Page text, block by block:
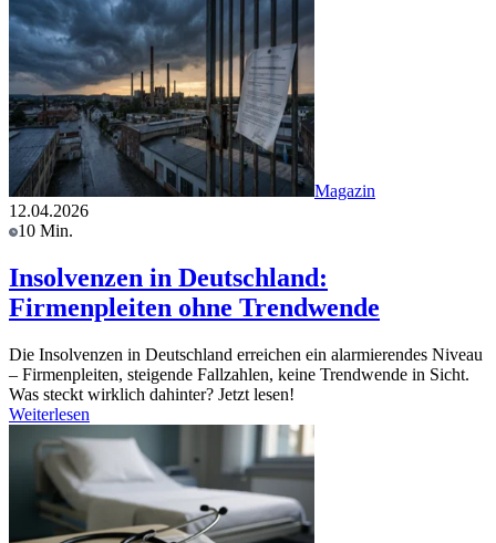
Magazin
12.04.2026
10 Min.
Insolvenzen in Deutschland:
Firmenpleiten ohne Trendwende
Die Insolvenzen in Deutschland erreichen ein alarmierendes Niveau
– Firmenpleiten, steigende Fallzahlen, keine Trendwende in Sicht.
Was steckt wirklich dahinter? Jetzt lesen!
Weiterlesen